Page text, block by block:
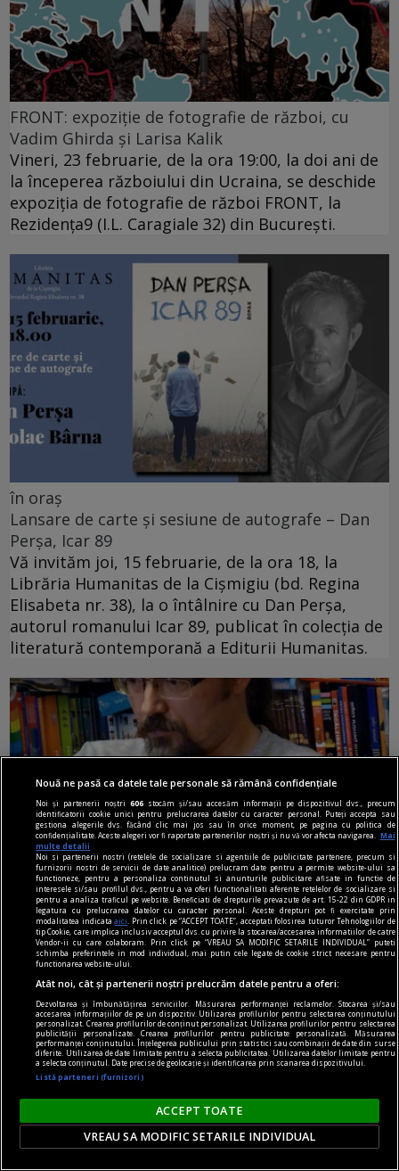
FRONT: expoziție de fotografie de război, cu
Vadim Ghirda și Larisa Kalik
Vineri, 23 februarie, de la ora 19:00, la doi ani de
la începerea războiului din Ucraina, se deschide
expoziția de fotografie de război FRONT, la
Rezidența9 (I.L. Caragiale 32) din București.
în oraș
Lansare de carte și sesiune de autografe – Dan
Perșa, Icar 89
Vă invităm joi, 15 februarie, de la ora 18, la
Librăria Humanitas de la Cişmigiu (bd. Regina
Elisabeta nr. 38), la o întâlnire cu Dan Perșa,
autorul romanului Icar 89, publicat în colecția de
literatură contemporană a Editurii Humanitas.
pentru poezie
Sfidarea convențiilor
O. Nimigean nu doar acordă cititorului acces la
realitatea distorsionată pe care o asamblează, ci
îl face parte integrantă a acesteia.
Şerban AXINTE
Nouă ne pasă ca datele tale personale să rămână confidențiale
Noi și partenerii noștri606 stocăm și/sau accesăm informații pe dispozitivul dvs., precum
identificatorii cookie unici pentru prelucrarea datelor cu caracter personal. Puteți accepta sau
gestiona alegerile dvs. făcând clic mai jos sau în orice moment, pe pagina cu politica de
confidențialitate. Aceste alegeri vor fi raportate partenerilor noștri și nu vă vor afecta navigarea.
Mai
multe detalii
Noi si partenerii nostri (retelele de socializare si agentiile de publicitate partenere, precum si
furnizorii nostri de servicii de date analitice) prelucram date pentru a permite website-ului sa
functioneze, pentru a personaliza continutul si anunturile publicitare afisate in functie de
interesele si/sau profilul dvs., pentru a va oferi functionalitati aferente retelelor de socializare si
pentru a analiza traficul pe website. Beneficiati de drepturile prevazute de art. 15-22 din GDPR in
legatura cu prelucrarea datelor cu caracter personal. Aceste drepturi pot fi exercitate prin
modalitatea indicataaici
. Prin click pe “ACCEPT TOATE”, acceptati folosirea tuturor Tehnologiilor de
tip Cookie, care implica inclusiv acceptul dvs. cu privire la stocarea/accesarea informatiilor de catre
Vendor-ii cu care colaboram. Prin click pe “VREAU SA MODIFIC SETARILE INDIVIDUAL” puteti
schimba preferintele in mod individual, mai putin cele legate de cookie strict necesare pentru
functionarea website-ului.
Atât noi, cât și partenerii noștri prelucrăm datele pentru a oferi:
Dezvoltarea și îmbunătățirea serviciilor. Măsurarea performanței reclamelor. Stocarea și/sau
accesarea informațiilor de pe un dispozitiv. Utilizarea profilurilor pentru selectarea conținutului
personalizat. Crearea profilurilor de conținut personalizat. Utilizarea profilurilor pentru selectarea
publicității personalizate. Crearea profilurilor pentru publicitate personalizată. Măsurarea
performanței conținutului. Înțelegerea publicului prin statistici sau combinații de date din surse
diferite. Utilizarea de date limitate pentru a selecta publicitatea. Utilizarea datelor limitate pentru
a selecta conținutul. Date precise de geolocație și identificarea prin scanarea dispozitivului.
Listă parteneri (furnizori)
ACCEPT TOATE
VREAU SA MODIFIC SETARILE INDIVIDUAL